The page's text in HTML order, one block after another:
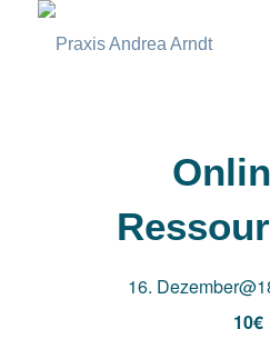
16.
10€